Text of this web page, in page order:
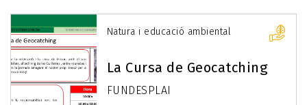
Natura i educació ambiental
La Cursa de Geocatching
FUNDESPLAI